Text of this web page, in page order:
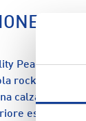
Peak 5 sono
rocker
calzata
esterna